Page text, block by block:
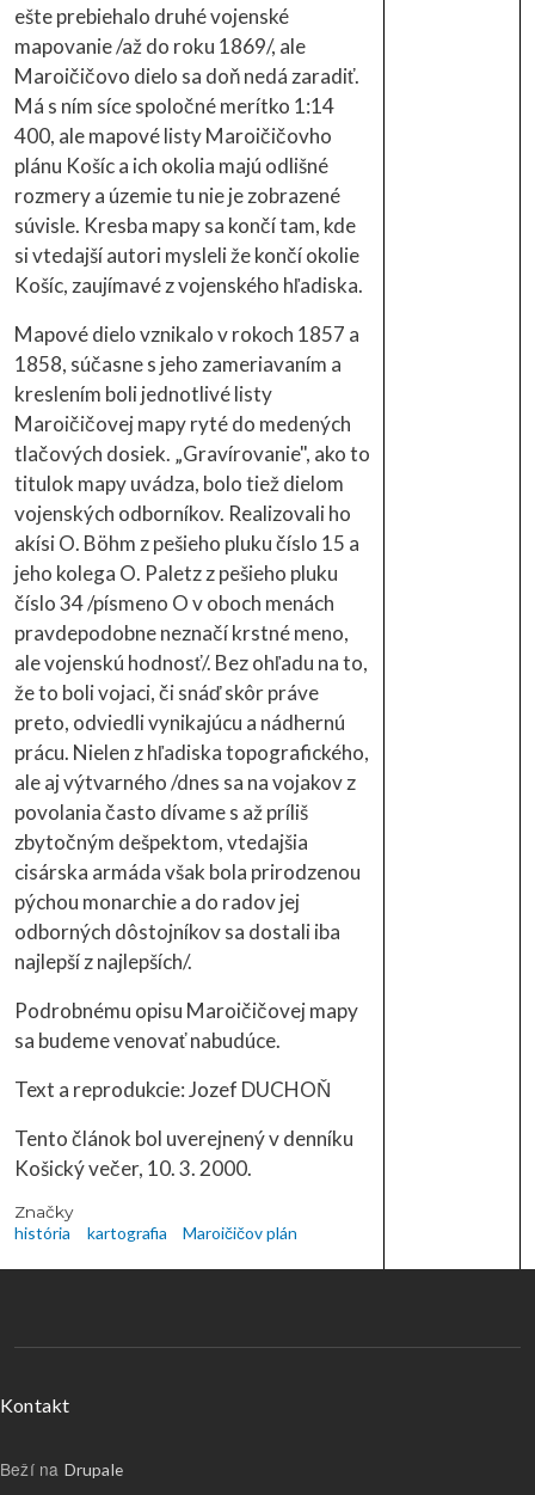
ešte prebiehalo druhé vojenské
mapovanie /až do roku 1869/, ale
Maroičičovo dielo sa doň nedá zaradiť.
Má s ním síce spoločné merítko 1:14
400, ale mapové listy Maroičičovho
plánu Košíc a ich okolia majú odlišné
rozmery a územie tu nie je zobrazené
súvisle. Kresba mapy sa končí tam, kde
si vtedajší autori mysleli že končí okolie
Košíc, zaujímavé z vojenského hľadiska.
Mapové dielo vznikalo v rokoch 1857 a
1858, súčasne s jeho zameriavaním a
kreslením boli jednotlivé listy
Maroičičovej mapy ryté do medených
tlačových dosiek. „Gravírovanie", ako to
titulok mapy uvádza, bolo tiež dielom
vojenských odborníkov. Realizovali ho
akísi O. Böhm z pešieho pluku číslo 15 a
jeho kolega O. Paletz z pešieho pluku
číslo 34 /písmeno O v oboch menách
pravdepodobne neznačí krstné meno,
ale vojenskú hodnosť/. Bez ohľadu na to,
že to boli vojaci, či snáď skôr práve
preto, odviedli vynikajúcu a nádhernú
prácu. Nielen z hľadiska topografického,
ale aj výtvarného /dnes sa na vojakov z
povolania často dívame s až príliš
zbytočným dešpektom, vtedajšia
cisárska armáda však bola prirodzenou
pýchou monarchie a do radov jej
odborných dôstojníkov sa dostali iba
najlepší z najlepších/.
Podrobnému opisu Maroičičovej mapy
sa budeme venovať nabudúce.
Text a reprodukcie: Jozef DUCHOŇ
Tento článok bol uverejnený v denníku
Košický večer, 10. 3. 2000.
Značky
história kartografia Maroičičov plán
Menu v päte
Kontakt
Beží na Drupale